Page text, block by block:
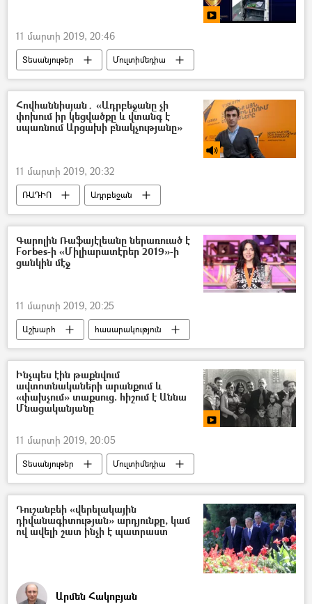
11 մարտի 2019, 20:46
Տեսանյութեր
Մուլտիմեդիա
ՀՀ Ոստիկանություն
Հովհաննիսյան․ «Ադրբեջանը չի
փոխում իր կեցվածքը և վտանգ է
սպառնում Արցախի բնակչությանը»
11 մարտի 2019, 20:32
ՌԱԴԻՈ Ադրբեջան
Գարոլին Ռաֆայէլեանը ներառուած է
Forbes-ի «Միլիարատէրեր 2019»-ի
ցանկին մէջ
11 մարտի 2019, 20:25
Աշխարհ
հասարակություն
Հայաստան
Ինչպես էին թաքնվում
ավտոտնակաների արանքում և
«փախչում» տաքսուց. հիշում է Աննա
Մնացականյանը
11 մարտի 2019, 20:05
Տեսանյութեր Մուլտիմեդիա
Դուշանբեի «վերելակային
դիվանագիտության» արդյունքը, կամ
ով ավելի շատ ինչի է պատրաստ
Արմեն Հակոբյան